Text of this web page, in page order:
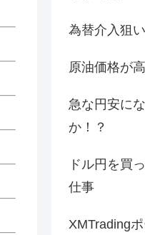
為替介入狙
原油価格が
急な円安に
か！？
ドル円を買
仕事
XMTrading